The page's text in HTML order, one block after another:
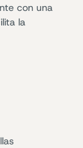
con una
la